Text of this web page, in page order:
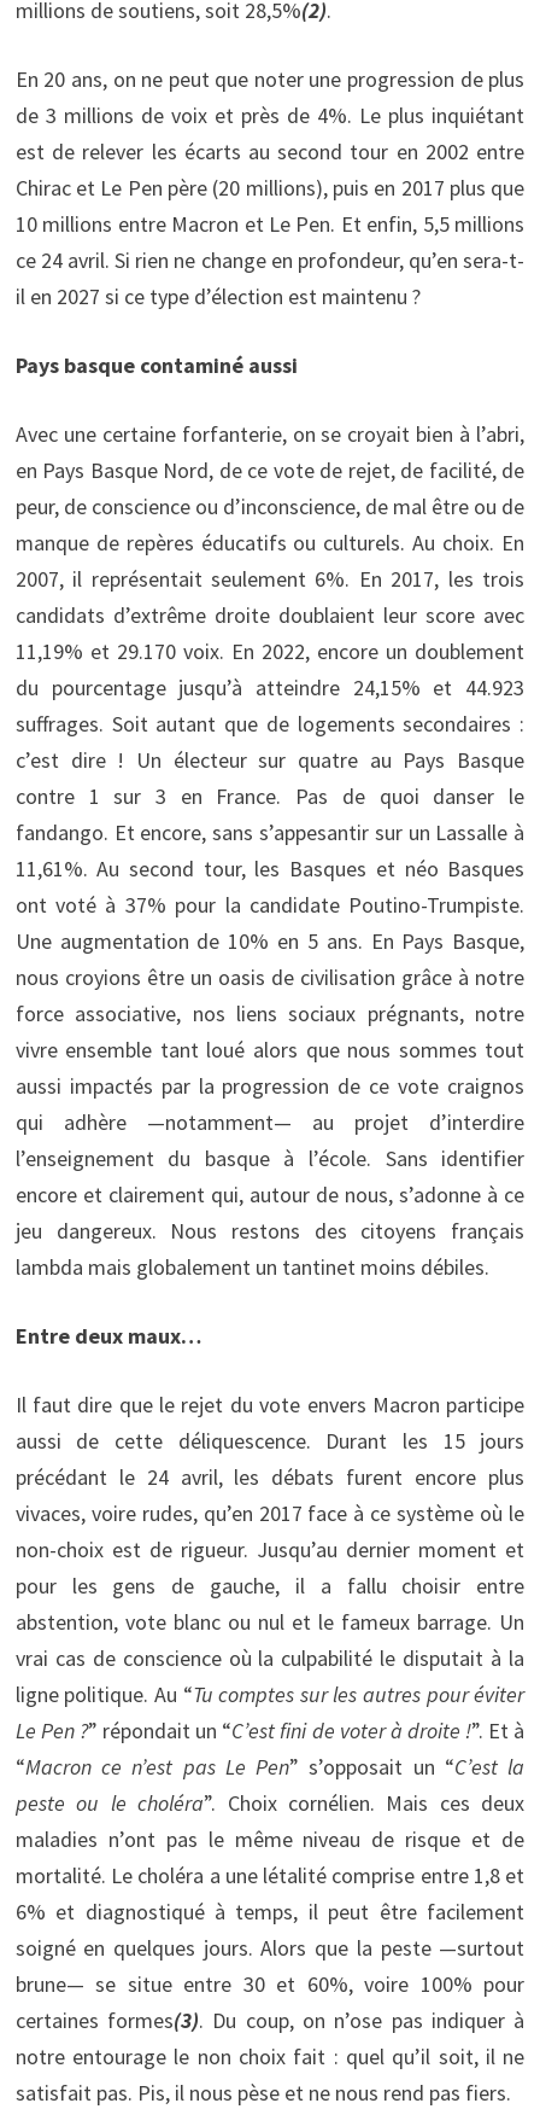
millions de soutiens, soit 28,5%(2).
En 20 ans, on ne peut que noter une progression de plus
de 3 millions de voix et près de 4%. Le plus inquiétant
est de relever les écarts au second tour en 2002 entre
Chirac et Le Pen père (20 millions), puis en 2017 plus que
10 millions entre Macron et Le Pen. Et enfin, 5,5 millions
ce 24 avril. Si rien ne change en profondeur, qu’en sera-t-
il en 2027 si ce type d’élection est maintenu ?
Pays basque contaminé aussi
Avec une certaine forfanterie, on se croyait bien à l’abri,
en Pays Basque Nord, de ce vote de rejet, de facilité, de
peur, de conscience ou d’inconscience, de mal être ou de
manque de repères éducatifs ou culturels. Au choix. En
2007, il représentait seulement 6%. En 2017, les trois
candidats d’extrême droite doublaient leur score avec
11,19% et 29.170 voix. En 2022, encore un doublement
du pourcentage jusqu’à atteindre 24,15% et 44.923
suffrages. Soit autant que de logements secondaires :
c’est dire ! Un électeur sur quatre au Pays Basque
contre 1 sur 3 en France. Pas de quoi danser le
fandango. Et encore, sans s’appesantir sur un Lassalle à
11,61%. Au second tour, les Basques et néo Basques
ont voté à 37% pour la candidate Poutino-Trumpiste.
Une augmentation de 10% en 5 ans. En Pays Basque,
nous croyions être un oasis de civilisation grâce à notre
force associative, nos liens sociaux prégnants, notre
vivre ensemble tant loué alors que nous sommes tout
aussi impactés par la progression de ce vote craignos
qui adhère —notamment— au projet d’interdire
l’enseignement du basque à l’école. Sans identifier
encore et clairement qui, autour de nous, s’adonne à ce
jeu dangereux. Nous restons des citoyens français
lambda mais globalement un tantinet moins débiles.
Entre deux maux…
Il faut dire que le rejet du vote envers Macron participe
aussi de cette déliquescence. Durant les 15 jours
précédant le 24 avril, les débats furent encore plus
vivaces, voire rudes, qu’en 2017 face à ce système où le
non-choix est de rigueur. Jusqu’au dernier moment et
pour les gens de gauche, il a fallu choisir entre
abstention, vote blanc ou nul et le fameux barrage. Un
vrai cas de conscience où la culpabilité le disputait à la
ligne politique. Au “Tu comptes sur les autres pour éviter
Le Pen ?” répondait un “C’est fini de voter à droite !”. Et à
“Macron ce n’est pas Le Pen” s’opposait un “C’est la
peste ou le choléra”. Choix cornélien. Mais ces deux
maladies n’ont pas le même niveau de risque et de
mortalité. Le choléra a une létalité comprise entre 1,8 et
6% et diagnostiqué à temps, il peut être facilement
soigné en quelques jours. Alors que la peste —surtout
brune— se situe entre 30 et 60%, voire 100% pour
certaines formes(3). Du coup, on n’ose pas indiquer à
notre entourage le non choix fait : quel qu’il soit, il ne
satisfait pas. Pis, il nous pèse et ne nous rend pas fiers.